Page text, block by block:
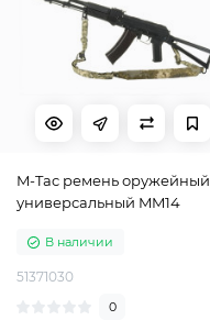
M-Tac ремень оружейный
универсальный MM14
В наличии
51371030
0